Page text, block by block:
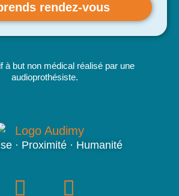
rendez-vous
à but non médical réalisé par une
audioprothésiste.
· Proximité · Humanité